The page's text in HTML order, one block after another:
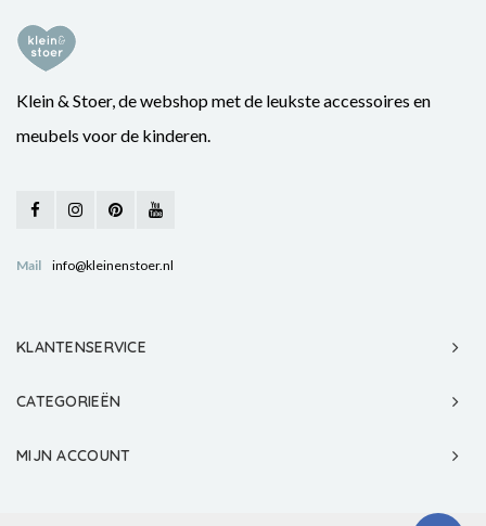
Klein & Stoer, de webshop met de leukste accessoires en
meubels voor de kinderen.
Mail info@kleinenstoer.nl
KLANTENSERVICE
CATEGORIEËN
MIJN ACCOUNT